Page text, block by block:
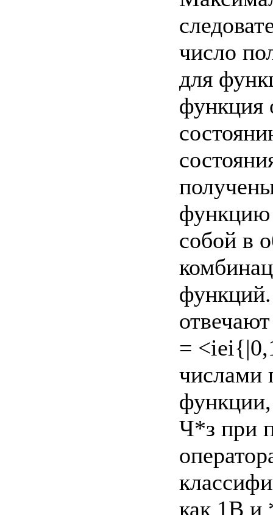
число
для
функция
функцию
собой в
=
числами
Ч*з при
как 1В и